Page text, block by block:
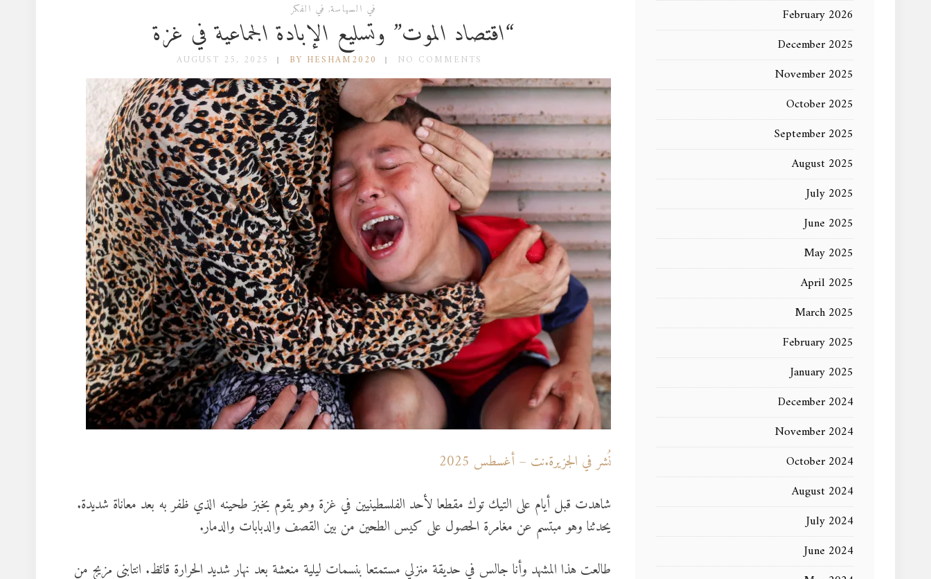
في السياسة, في الفكر
“اقتصاد الموت” وتسليع الإبادة الجماعية في غزة
AUGUST 25, 2025 BY HESHAM2020 NO COMMENTS
نُشر في الجزيرة.نت – أغسطس 2025
شاهدت قبل أيام على التيك توك مقطعا لأحد الفلسطينيين في غزة وهو يقوم بخبز طحينه الذي ظفر به بعد معاناة شديدة.
يحدثنا وهو مبتسم عن مغامرة الحصول على كيس الطحين من بين القصف والدبابات والدمار.
طالعت هذا المشهد وأنا جالس في حديقة منزلي مستمتعا بنسمات ليلية منعشة بعد نهار شديد الحرارة قائظ. انتابني مزيج من
February 2026
December 2025
November 2025
October 2025
September 2025
August 2025
July 2025
June 2025
May 2025
April 2025
March 2025
February 2025
January 2025
December 2024
November 2024
October 2024
August 2024
July 2024
June 2024